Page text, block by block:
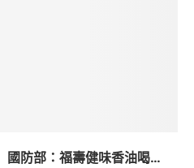
防部：福壽健味香油喝...